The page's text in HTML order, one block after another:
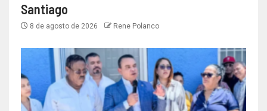
Santiago
8 de agosto de 2026 Rene Polanco